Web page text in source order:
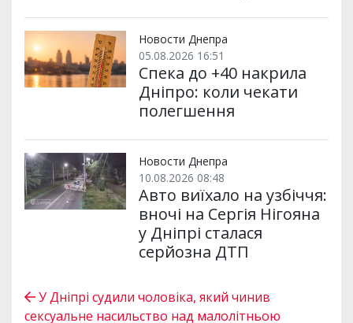
Новости Днепра
05.08.2026 16:51
Спека до +40 накрила
Дніпро: коли чекати
полегшення
Новости Днепра
10.08.2026 08:48
Авто виїхало на узбіччя:
вночі на Сергія Нігояна
у Дніпрі сталася
серйозна ДТП
У Дніпрі судили чоловіка, який чинив
сексуальне насильство над малолітньою